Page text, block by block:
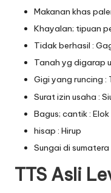
Makanan khas
Khayalan; tipuan
Tidak berhasil :
Tanah yg digarap
Gigi yang runcing :
Surat izin usaha :
Bagus; cantik : Elok
hisap : Hirup
Sungai di sumatera
TTS Asli